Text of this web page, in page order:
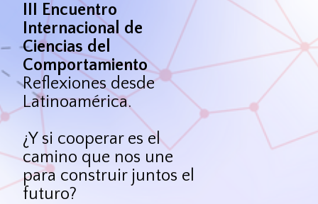
III Encuentro
Internacional de
Ciencias del
Comportamiento
Reflexiones desde
Latinoamérica.
¿Y si cooperar es el
camino que nos une
para construir juntos el
futuro?